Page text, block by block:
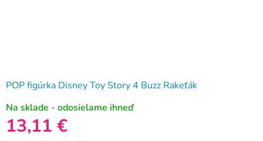
POP figúrka Disney Toy Story 4 Buzz Rakeťák
Na sklade - odosielame ihneď
13,11 €